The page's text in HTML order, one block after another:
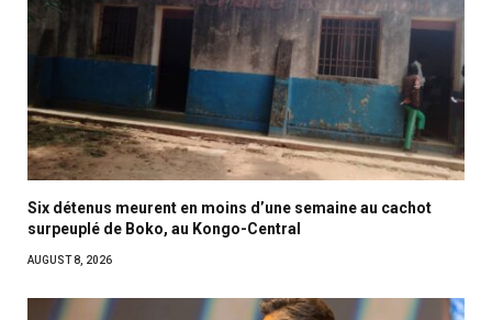
Six détenus meurent en moins d’une semaine au cachot
surpeuplé de Boko, au Kongo-Central
AUGUST 8, 2026